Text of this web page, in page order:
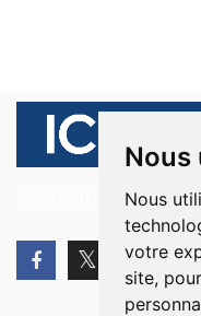
Nous
Nous
votre
site,
© 2026 Ici Beyrouth.